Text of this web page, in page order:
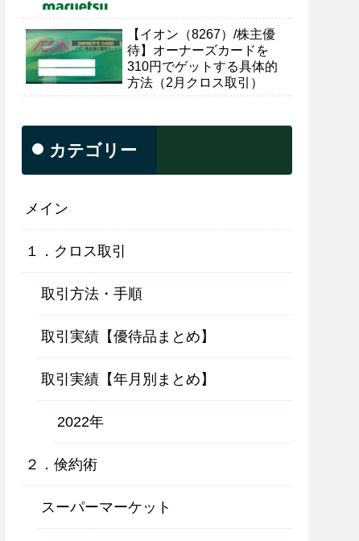
【イオン（8267）/株主優
待】オーナーズカードを
310円でゲットする具体的
方法（2月クロス取引）
カテゴリー
メイン
１．クロス取引
取引方法・手順
取引実績【優待品まとめ】
取引実績【年月別まとめ】
2022年
２．倹約術
スーパーマーケット